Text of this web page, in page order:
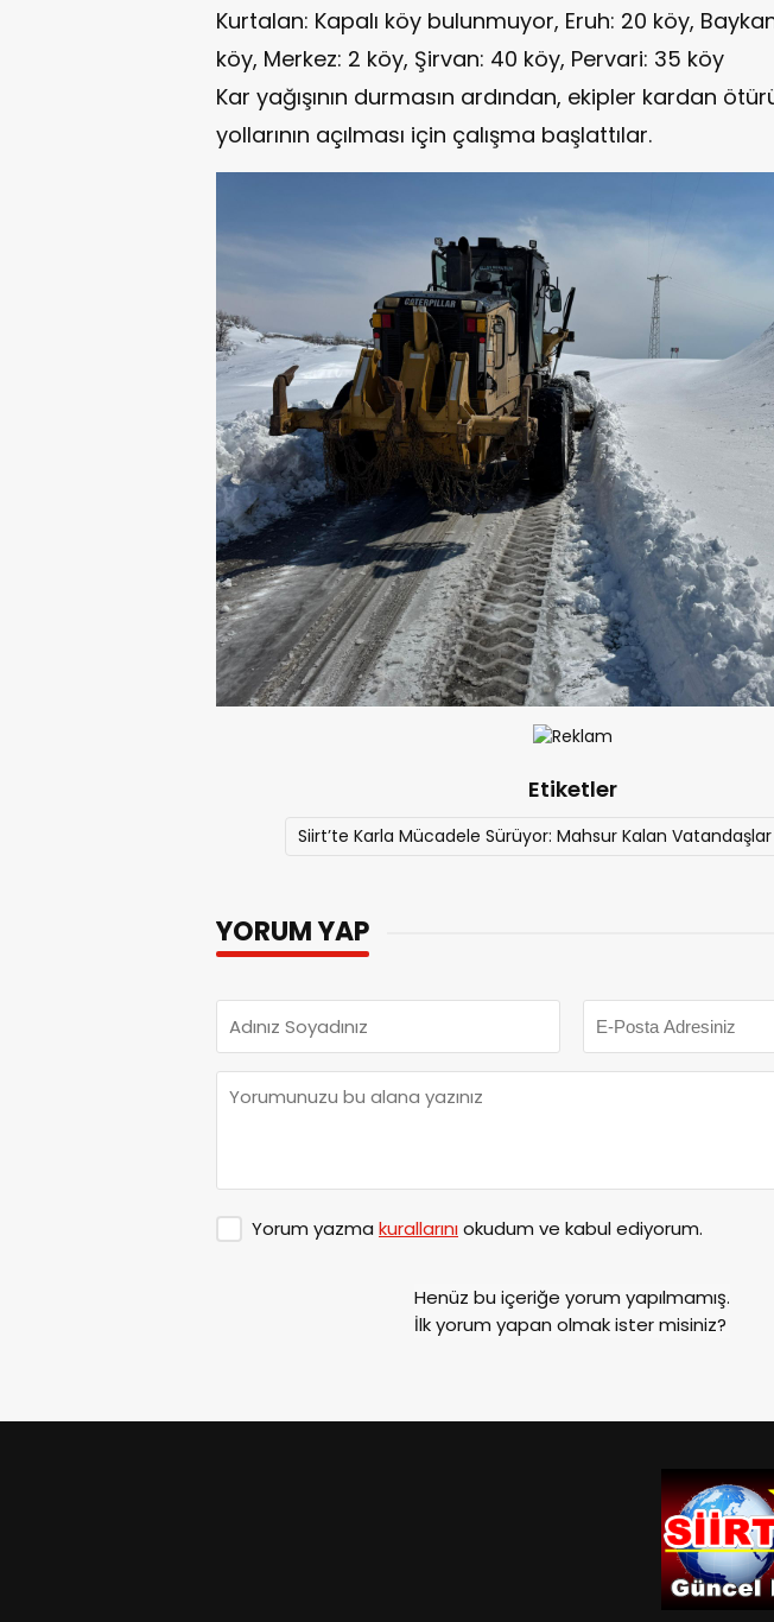
Kurtalan: Kapalı köy bulunmuyor, Eruh: 20 köy,
köy, Merkez: 2 köy, Şirvan: 40 köy, Pervari: 35 köy
Kar yağışının durmasın ardından, ekipler kardan
yollarının açılması için çalışma başlattılar.
Etiketler
Siirt’te Karla Mücadele Sürüyor: Mahsur Kalan Vatandaşlar
YORUM YAP
Yorum yazma kurallarınıokudum ve kabul ediyorum.
Henüz bu içeriğe yorum yapılmamış.
İlk yorum yapan olmak ister misiniz?